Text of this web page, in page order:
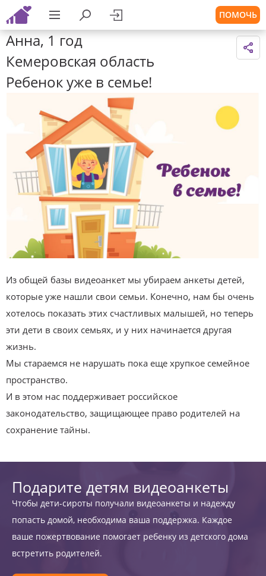
ПОМОЧЬ
Анна, 1 год
Кемеровская область
Ребенок уже в семье!
Из общей базы видеоанкет мы убираем анкеты детей,
которые уже нашли свои семьи. Конечно, нам бы очень
хотелось показать этих счастливых малышей, но теперь
эти дети в своих семьях, и у них начинается другая
жизнь.
Мы стараемся не нарушать пока еще хрупкое семейное
пространство.
И в этом нас поддерживает российское
законодательство, защищающее право родителей на
сохранение тайны.
Подарите детям видеоанкеты
Чтобы дети-сироты получали видеоанкеты и надежду
попасть домой, необходима ваша поддержка. Каждое
ваше пожертвование помогает ребенку из детского дома
встретить родителей.